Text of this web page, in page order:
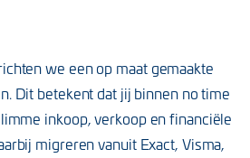
we een op maat gemaakte
Dit betekent dat jij binnen no time
inkoop, verkoop en financiële
migreren vanuit Exact, Visma,